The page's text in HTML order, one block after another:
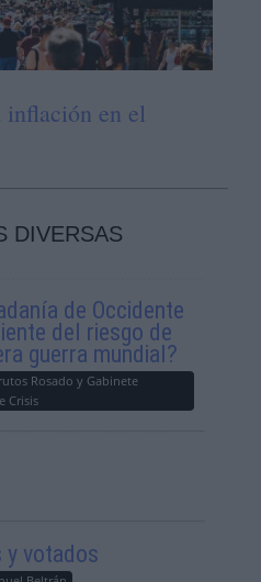
inflación en el
DIVERSAS
de Occidente
del riesgo de
guerra mundial?
Rosado y Gabinete
Crisis
y votados